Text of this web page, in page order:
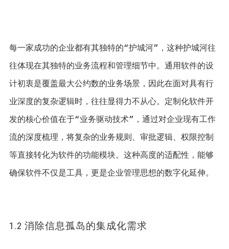
每一家成功的企业都有其独特的“护城河”，这种护城河往
往体现在其独特的业务流程和管理细节中。通用软件的设
计初衷是覆盖最大公约数的业务场景，因此在面对具有行
业深度的复杂逻辑时，往往显得力不从心。定制化软件开
发的核心价值在于“业务驱动技术”，通过对企业现有工作
流的深度梳理，将复杂的业务规则、审批逻辑、权限控制
等直接转化为软件的功能模块。这种高度的适配性，能够
确保软件不仅是工具，更是企业管理思想的数字化延伸。
1.2 消除信息孤岛的集成化需求